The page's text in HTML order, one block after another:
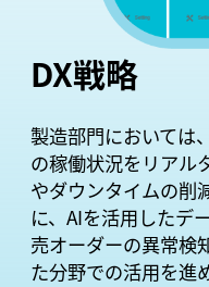
DX戦略
製造部門においては
の稼働状況をリアル
やダウンタイムの削
に、AIを活用したデ
売オーダーの異常検
た分野での活用を進